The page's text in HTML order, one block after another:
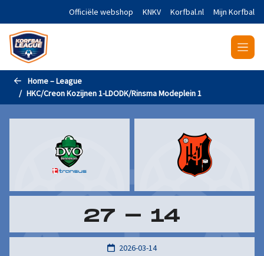
Naar de hoofdinhoud gaanOfficiële webshop KNKV Korfbal.nl Mijn Korfbal
Home – League
HKC/Creon Kozijnen 1-LDODK/Rinsma Modeplein 1
27 - 14
2026-03-14